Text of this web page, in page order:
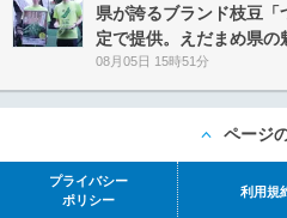
県が誇るブランド枝豆
定で提供。えだまめ県の
08月05日 15時51分
ページ
プライバシー
ポリシー
利用規